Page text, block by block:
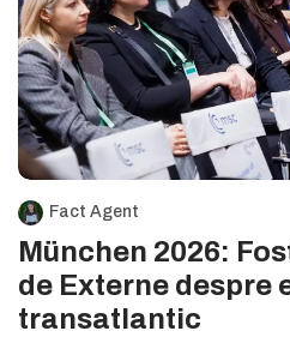
Fact Agent
München 2026:
de Externe despre
transatlantic